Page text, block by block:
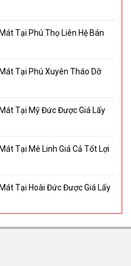
Tại Phú Thọ Liên Hệ Bán
Tại Phú Xuyên Tháo Dỡ
Tại Mỹ Đức Được Giá Lấy
Tại Mê Linh Giá Cả Tốt Lợi
Tại Hoài Đức Được Giá Lấy